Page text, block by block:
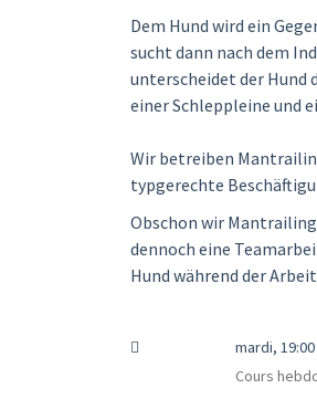
Dem Hund wird ein
sucht dann nach dem
unterscheidet der Hund
einer Schleppleine und
Wir betreiben
typgerechte
Obschon wir
dennoch eine
Hund während der
mardi, 19:00
Cours